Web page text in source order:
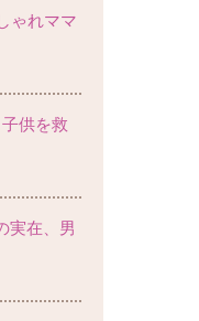
ゃれママ
供を救
実在、男